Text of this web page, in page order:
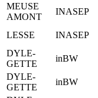
MEUSE
AMONT
INASEP
LESSE INASEP
DYLE-
GETTE
inBW
DYLE-
GETTE
inBW